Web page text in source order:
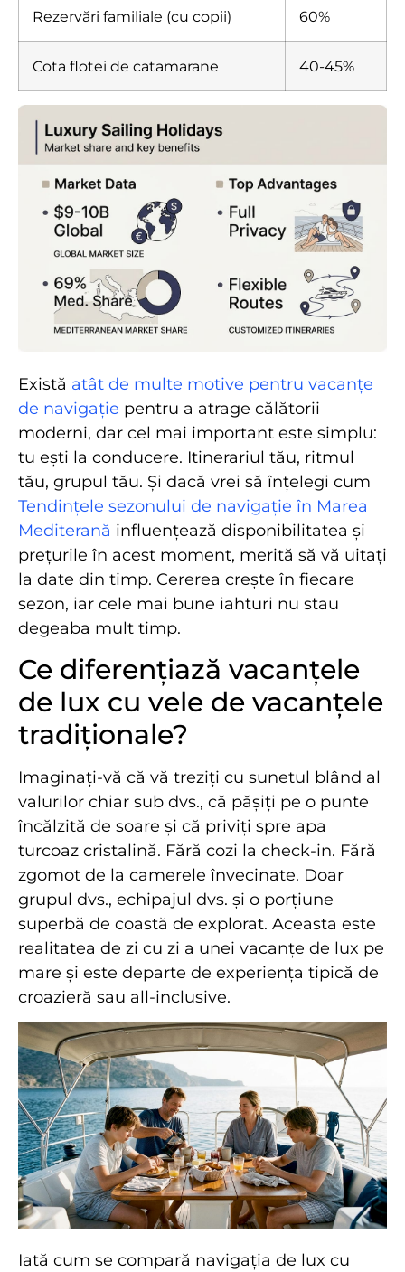
Rezervări familiale (cu copii) 60%
Cota flotei de catamarane 40-45%
Există atât de multe motive pentru vacanțe
de navigație pentru a atrage călătorii
moderni, dar cel mai important este simplu:
tu ești la conducere. Itinerariul tău, ritmul
tău, grupul tău. Și dacă vrei să înțelegi cum
Tendințele sezonului de navigație în Marea
Mediterană influențează disponibilitatea și
prețurile în acest moment, merită să vă uitați
la date din timp. Cererea crește în fiecare
sezon, iar cele mai bune iahturi nu stau
degeaba mult timp.
Ce diferențiază vacanțele
de lux cu vele de vacanțele
tradiționale?
Imaginați-vă că vă treziți cu sunetul blând al
valurilor chiar sub dvs., că pășiți pe o punte
încălzită de soare și că priviți spre apa
turcoaz cristalină. Fără cozi la check-in. Fără
zgomot de la camerele învecinate. Doar
grupul dvs., echipajul dvs. și o porțiune
superbă de coastă de explorat. Aceasta este
realitatea de zi cu zi a unei vacanțe de lux pe
mare și este departe de experiența tipică de
croazieră sau all-inclusive.
Iată cum se compară navigația de lux cu